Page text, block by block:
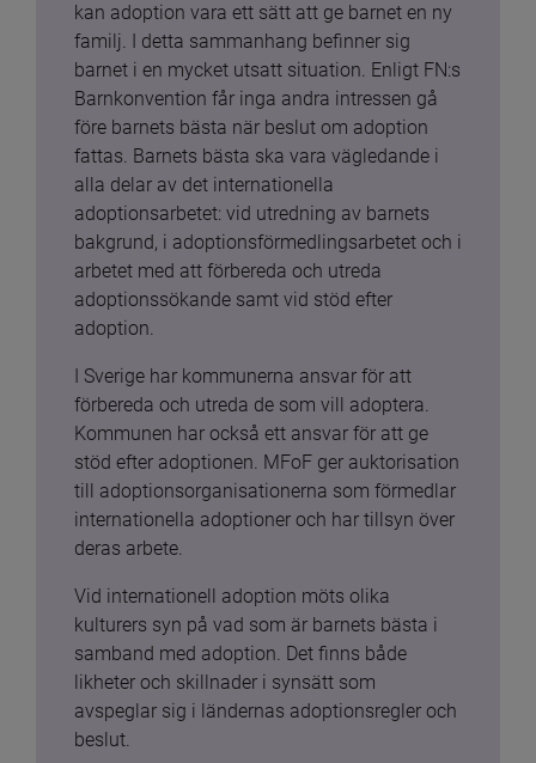
kan adoption vara ett sätt att ge barnet en ny
familj. I detta sammanhang befinner sig
barnet i en mycket utsatt situation. Enligt FN:s
Barnkonvention får inga andra intressen gå
före barnets bästa när beslut om adoption
fattas. Barnets bästa ska vara vägledande i
alla delar av det internationella
adoptionsarbetet: vid utredning av barnets
bakgrund, i adoptionsförmedlingsarbetet och i
arbetet med att förbereda och utreda
adoptionssökande samt vid stöd efter
adoption.
I Sverige har kommunerna ansvar för att
förbereda och utreda de som vill adoptera.
Kommunen har också ett ansvar för att ge
stöd efter adoptionen. MFoF ger auktorisation
till adoptionsorganisationerna som förmedlar
internationella adoptioner och har tillsyn över
deras arbete.
Vid internationell adoption möts olika
kulturers syn på vad som är barnets bästa i
samband med adoption. Det finns både
likheter och skillnader i synsätt som
avspeglar sig i ländernas adoptionsregler och
beslut.